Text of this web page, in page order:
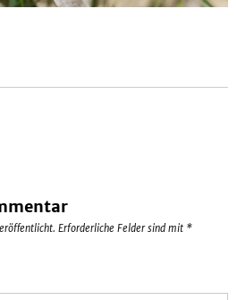
Erforderliche Felder sind mit *